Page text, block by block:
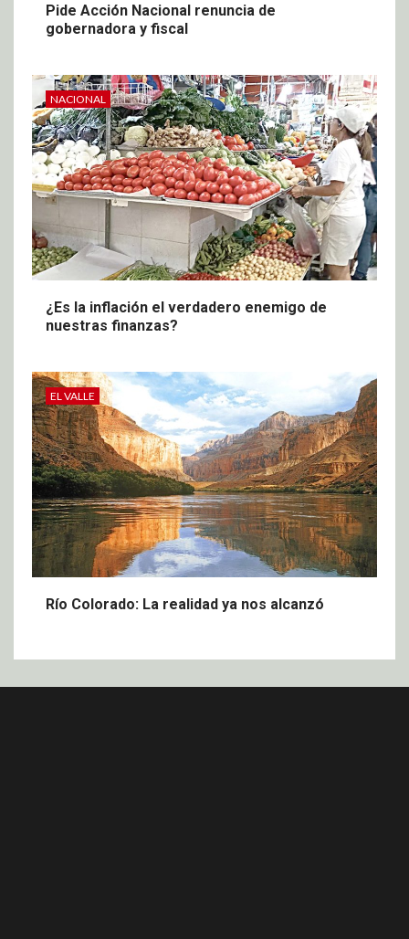
Pide Acción Nacional renuncia de
gobernadora y fiscal
NACIONAL
¿Es la inflación el verdadero enemigo de
nuestras finanzas?
EL VALLE
Río Colorado: La realidad ya nos alcanzó